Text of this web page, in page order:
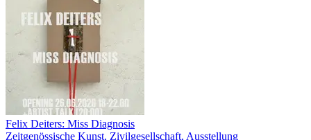
Felix Deiters: Miss Diagnosis
Zeitgenössische Kunst, Zivilgesellschaft, Ausstellung